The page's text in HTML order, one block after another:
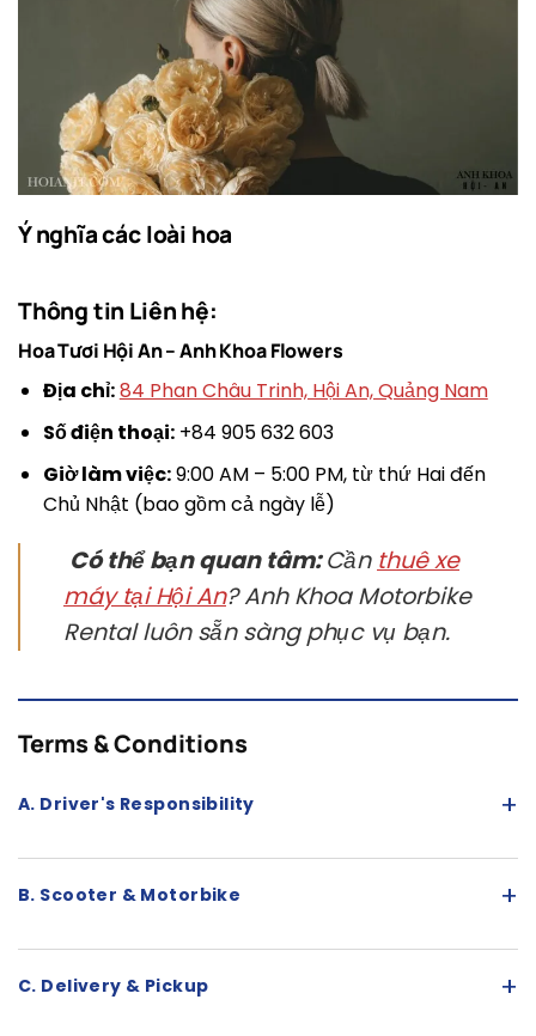
Ý nghĩa các loài hoa
Thông tin Liên hệ:
Hoa Tươi Hội An – Anh Khoa Flowers
Địa chỉ:84 Phan Châu Trinh, Hội An, Quảng Nam
Số điện thoại:+84 905 632 603
Giờ làm việc:9:00 AM – 5:00 PM, từ thứ Hai đến
Chủ Nhật (bao gồm cả ngày lễ)
Có thể bạn quan tâm:Cần thuê xe
máy tại Hội An? Anh Khoa Motorbike
Rental luôn sẵn sàng phục vụ bạn.
Terms & Conditions
A. Driver's Responsibility +
B. Scooter & Motorbike +
C. Delivery & Pickup +